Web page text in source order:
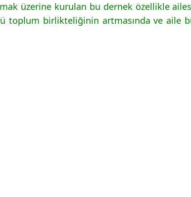
üzerine kurulan bu dernek özellikle
toplum birlikteliğinin artmasında ve aile